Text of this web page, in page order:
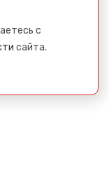
с
сайта.